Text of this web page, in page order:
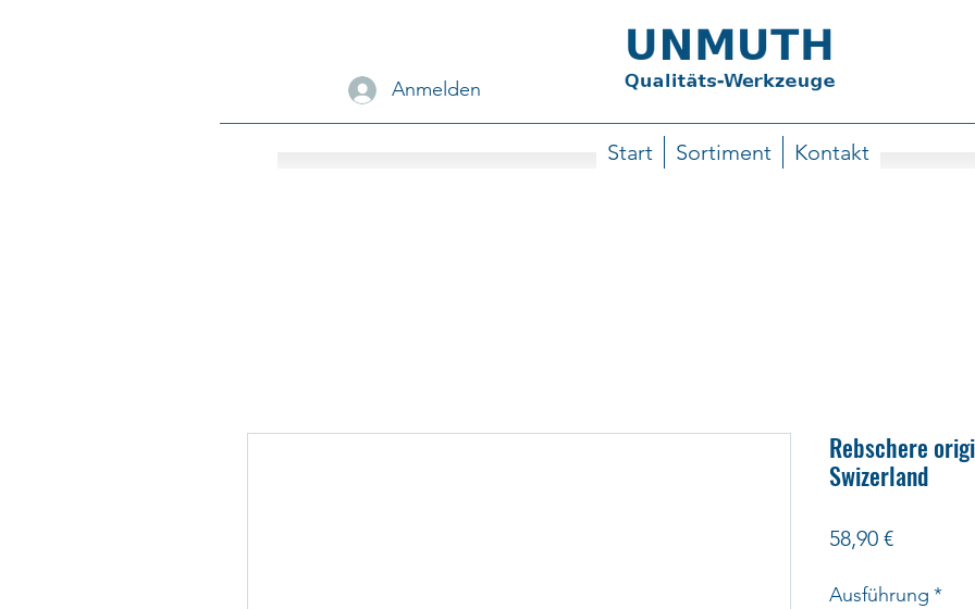
Anmelden
Start Sortiment Kontakt
Rebschere
Swizerland
58,90 €Preis
Ausführung *